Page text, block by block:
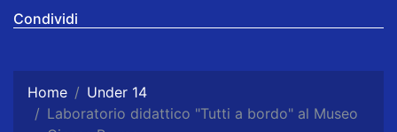
Condividi
Home
Under 14
Laboratorio didattico "Tutti a bordo" al Museo